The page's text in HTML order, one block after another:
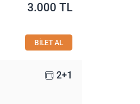
3.000 TL
BİLET AL
2+1